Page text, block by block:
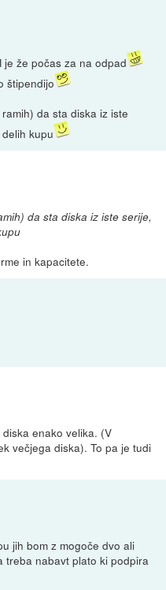
je že počas za na odpad
štipendijo
da sta diska iz iste
kupu
da sta diska iz iste serije,
in kapacitete.
enako velika. (V
večjega diska). To pa je tudi
jih bom z mogoče dvo ali
treba nabavt plato ki podpira